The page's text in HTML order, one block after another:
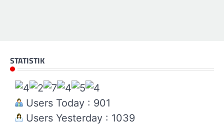
STATISTIK
Users Today : 901
Users Yesterday : 1039